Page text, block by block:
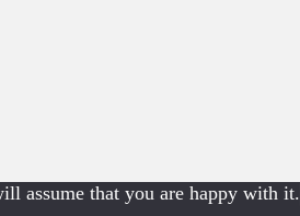
assume that you are happy with it.